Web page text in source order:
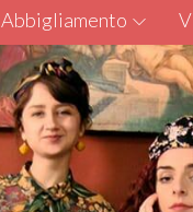
Abbigliamento